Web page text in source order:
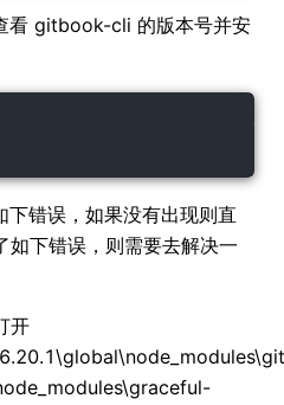
看 gitbook-cli 的版本号并安
下错误，如果没有出现则直
如下错误，则需要去解决一
开